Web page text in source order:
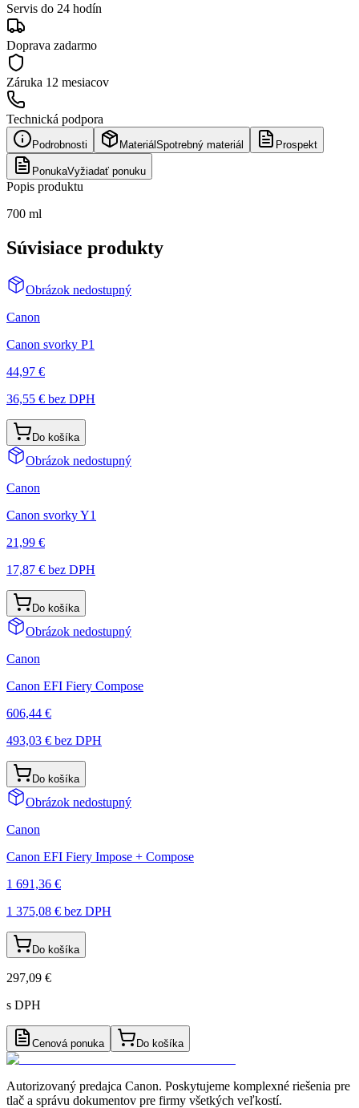
Servis do 24 hodín
Doprava zadarmo
Záruka 12 mesiacov
Technická podpora
Podrobnosti Materiál Spotrebný materiál Prospekt
PonukaVyžiadať ponuku
Popis produktu
700 ml
Súvisiace produkty
Obrázok nedostupný
Canon
Canon svorky P1
44,97 €
36,55 € bez DPH
Do košíka
Obrázok nedostupný
Canon
Canon svorky Y1
21,99 €
17,87 € bez DPH
Do košíka
Obrázok nedostupný
Canon
Canon EFI Fiery Compose
606,44 €
493,03 € bez DPH
Do košíka
Obrázok nedostupný
Canon
Canon EFI Fiery Impose + Compose
1 691,36 €
1 375,08 € bez DPH
Do košíka
297,09 €
s DPH
Cenová ponuka Do košíka
Autorizovaný predajca Canon. Poskytujeme komplexné riešenia pre
tlač a správu dokumentov pre firmy všetkých veľkostí.